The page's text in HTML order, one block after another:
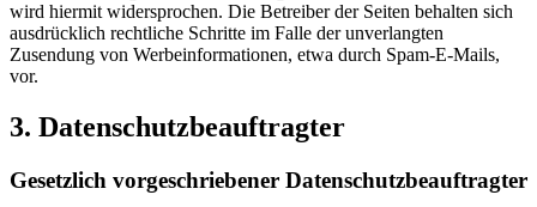
wird hiermit widersprochen. Die Betreiber der Seiten behalten sich
ausdrücklich rechtliche Schritte im Falle der unverlangten
Zusendung von Werbeinformationen, etwa durch Spam-E-Mails,
vor.
3. Datenschutz­beauftragter
Gesetzlich vorgeschriebener Datenschutzbeauftragter